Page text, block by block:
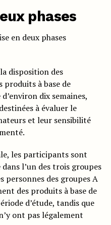
phases
en deux phases
disposition des
à base de
dix semaines,
à évaluer le
et leur sensibilité
les participants sont
l’un des trois groupes
personnes des groupes A
des produits à base de
d’étude, tandis que
ont pas légalement